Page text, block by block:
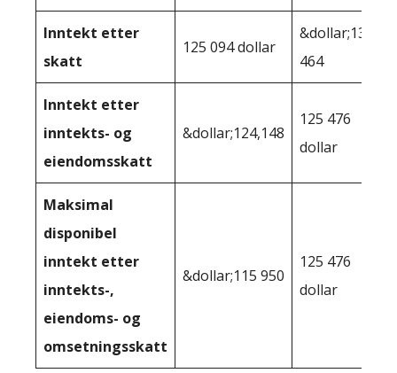
Inntekt etter
skatt
125 094 dollar
&dollar;131
464
Inntekt etter
inntekts- og
eiendomsskatt
&dollar;124,148
125 476
dollar
Maksimal
disponibel
inntekt etter
inntekts-,
eiendoms- og
omsetningsskatt
&dollar;115 950
125 476
dollar